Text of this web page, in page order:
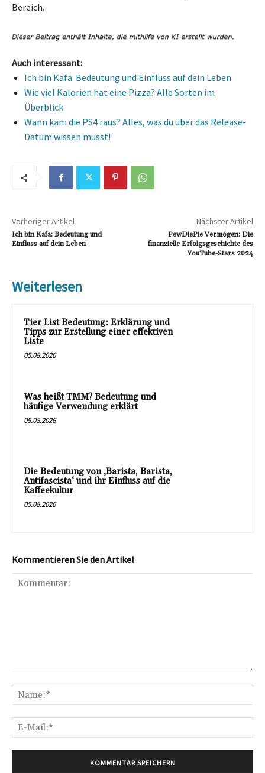
Bereich.
Auch interessant:
Ich bin Kafa: Bedeutung und Einfluss auf dein Leben
Wie viel Kalorien hat eine Pizza? Alle Sorten im
Überblick
Wann kam die PS4 raus? Alles, was du über das Release-
Datum wissen musst!
Vorheriger Artikel
Ich bin Kafa: Bedeutung und
Einfluss auf dein Leben
Nächster Artikel
PewDiePie Vermögen: Die
finanzielle Erfolgsgeschichte des
YouTube-Stars 2024
Weiterlesen
Tier List Bedeutung: Erklärung und
Tipps zur Erstellung einer effektiven
Liste
05.08.2026
Was heißt TMM? Bedeutung und
häufige Verwendung erklärt
05.08.2026
Die Bedeutung von ‚Barista, Barista,
Antifascista‘ und ihr Einfluss auf die
Kaffeekultur
05.08.2026
Kommentieren Sie den Artikel